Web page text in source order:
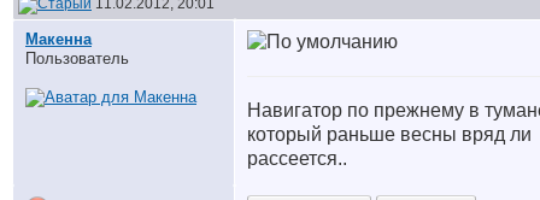
11.02.2012, 20:01
Макенна
Пользователь
Навигатор по прежнему в
который раньше весны вряд ли
рассеется..